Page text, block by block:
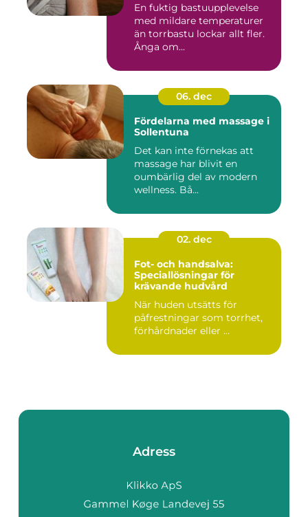
En fuktig bastuupplevelse
med mildare temperaturer
än torrbastu lockar allt fler.
Ånga om...
06. dec
Fördelarna med massage i
Sollentuna
Det kan inte förnekas att
massage har blivit en
oumbärlig del av modern
wellness. Bå...
02. dec
Fot- och handsalva:
Speciallösningar för
krävande hudvård
När huden utsätts för
påfrestningar som torrhet,
förhårdnader eller ...
Adress